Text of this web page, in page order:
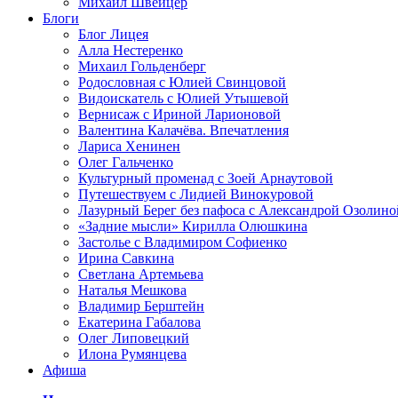
Блоги
Блог Лицея
Алла Нестеренко
Михаил Гольденберг
Родословная с Юлией Свинцовой
Видоискатель с Юлией Утышевой
Вернисаж с Ириной Ларионовой
Валентина Калачёва. Впечатления
Лариса Хенинен
Олег Гальченко
Культурный променад с Зоей Арнаутовой
Путешествуем с Лидией Винокуровой
Лазурный Берег без пафоса с Александрой
«Задние мысли» Кирилла Олюшкина
Застолье с Владимиром Софиенко
Ирина Савкина
Светлана Артемьева
Наталья Мешкова
Владимир Берштейн
Екатерина Габалова
Олег Липовецкий
Илона Румянцева
Афиша